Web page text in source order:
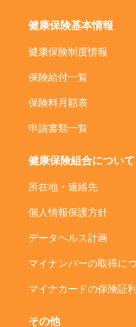
健康保険基本情報
健康保険制度情報
保険給付一覧
保険料月額表
申請書類一覧
健康保険組合について
所在地・連絡先
個人情報保護方針
データヘルス計画
マイナンバーの取得に
マイナカードの保険証
その他